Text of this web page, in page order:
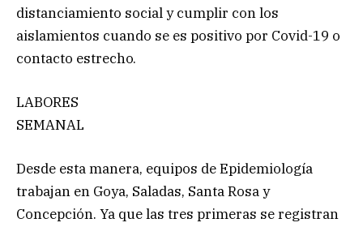
distanciamiento social y cumplir con los
aislamientos cuando se es positivo por Covid-19 o
contacto estrecho.
LABORES
SEMANAL
Desde esta manera, equipos de Epidemiología
trabajan en Goya, Saladas, Santa Rosa y
Concepción. Ya que las tres primeras se registran